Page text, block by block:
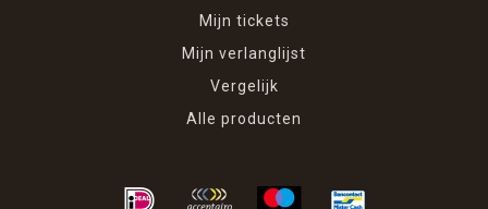
Mijn tickets
Mijn verlanglijst
Vergelijk
Alle producten